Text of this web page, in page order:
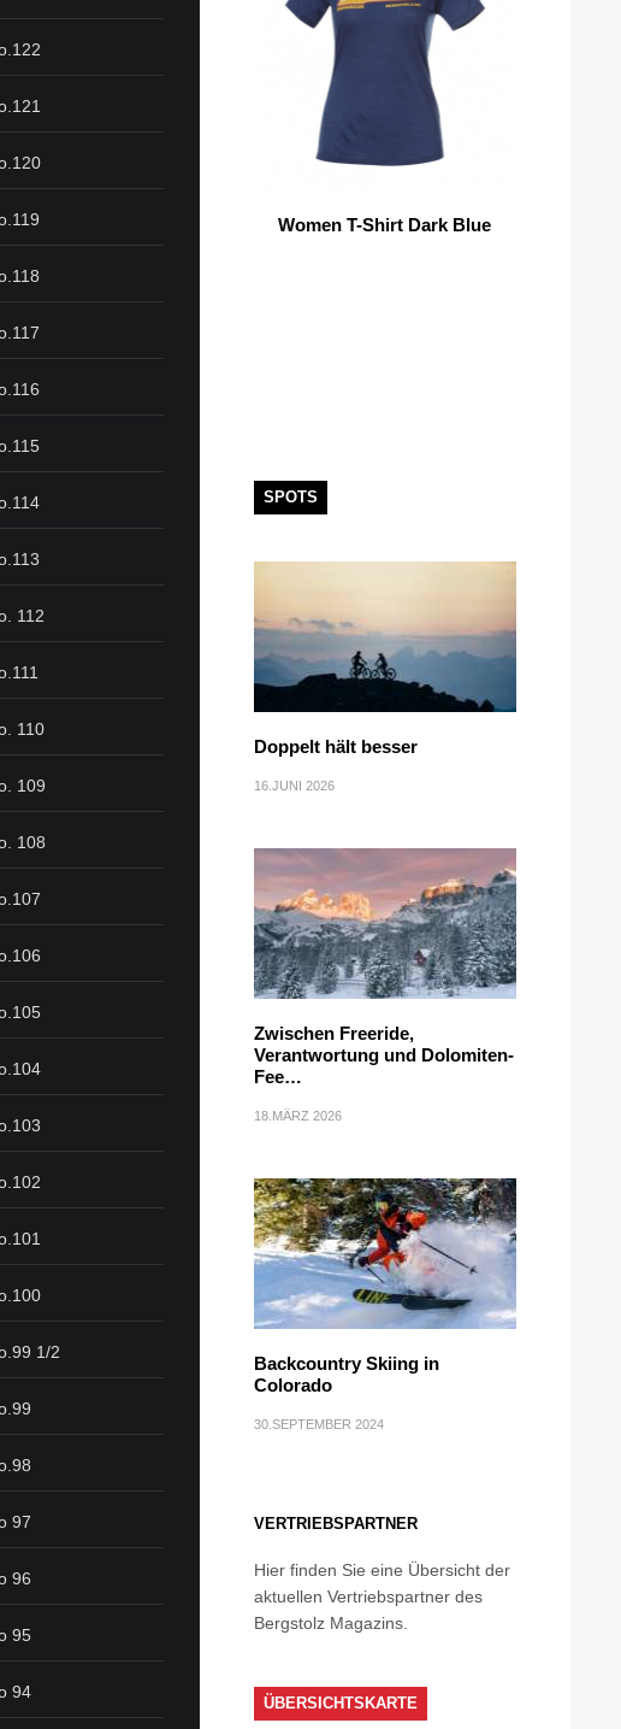
112
110
109
108
1/2
97
96
95
94
Women T-Shirt Dark Blue
SPOTS
Doppelt hält besser
16.JUNI 2026
Zwischen Freeride,
Verantwortung und Dolomiten-
Fee…
18.MÄRZ 2026
Backcountry Skiing in
Colorado
30.SEPTEMBER 2024
VERTRIEBSPARTNER
Hier finden Sie eine Übersicht der
aktuellen Vertriebspartner des
Bergstolz Magazins.
ÜBERSICHTSKARTE